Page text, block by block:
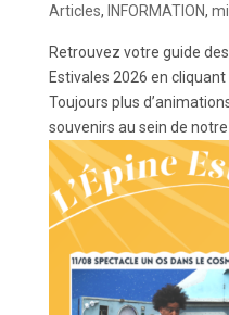
Articles, INFORMATION,
Retrouvez votre guide
Estivales 2026 en
Toujours plus
souvenirs au sein de